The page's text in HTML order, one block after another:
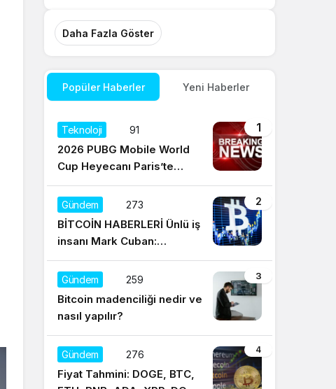
Daha Fazla Göster
Popüler Haberler Yeni Haberler
1
Teknoloji 91
2026 PUBG Mobile World
Cup Heyecanı Paris’te
Başlıyor
2
Gündem 273
BİTCOİN HABERLERİ Ünlü iş
insanı Mark Cuban:
Satışların yüzde 95’i
Dogecoin ile
3
Gündem 259
Bitcoin madenciliği nedir ve
nasıl yapılır?
4
Gündem 276
Fiyat Tahmini: DOGE, BTC,